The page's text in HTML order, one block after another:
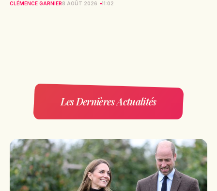
CLÉMENCE GARNIER8 AOÛT 2026 11:02
Les Dernières Actualités